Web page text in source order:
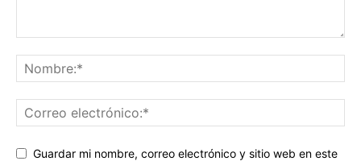
Guardar mi nombre, correo electrónico y sitio web en este